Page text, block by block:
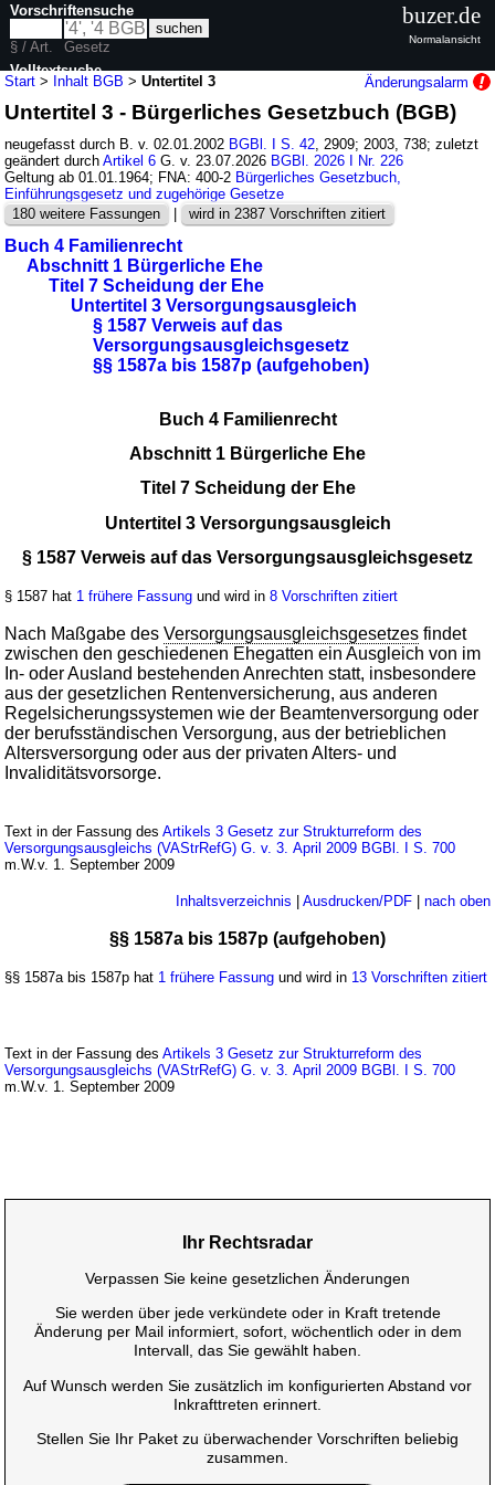
Start > Inhalt BGB >Untertitel 3 Änderungsalarm
Untertitel 3 - Bürgerliches Gesetzbuch (BGB)
neugefasst durch B. v. 02.01.2002 BGBl. I S. 42 , 2909; 2003, 738; zuletzt
geändert durchArtikel 6 G. v. 23.07.2026 BGBl. 2026 I Nr. 226
Geltung ab 01.01.1964; FNA: 400-2 Bürgerliches Gesetzbuch,
Einführungsgesetz und zugehörige Gesetze
180 weitere Fassungen
| wird in 2387 Vorschriften zitiert
Buch 4 Familienrecht
Abschnitt 1 Bürgerliche Ehe
Titel 7 Scheidung der Ehe
Untertitel 3 Versorgungsausgleich
§ 1587 Verweis auf das
Versorgungsausgleichsgesetz
§§ 1587a bis 1587p (aufgehoben)
Buch 4 Familienrecht
Abschnitt 1 Bürgerliche Ehe
Titel 7 Scheidung der Ehe
Untertitel 3 Versorgungsausgleich
§ 1587 Verweis auf das Versorgungsausgleichsgesetz
§ 1587 hat 1 frühere Fassung und wird in8 Vorschriften zitiert
Nach Maßgabe desVersorgungsausgleichsgesetzes findet
zwischen den geschiedenen Ehegatten ein Ausgleich von im
In- oder Ausland bestehenden Anrechten statt, insbesondere
aus der gesetzlichen Rentenversicherung, aus anderen
Regelsicherungssystemen wie der Beamtenversorgung oder
der berufsständischen Versorgung, aus der betrieblichen
Altersversorgung oder aus der privaten Alters- und
Invaliditätsvorsorge.
Text in der Fassung desArtikels 3 Gesetz zur Strukturreform des
Versorgungsausgleichs (VAStrRefG) G. v. 3. April 2009 BGBl. I S. 700
m.W.v. 1. September 2009
Inhaltsverzeichnis Ausdrucken/PDF| nach oben
§§ 1587a bis 1587p (aufgehoben)
§§ 1587a bis 1587p hat 1 frühere Fassung und wird in 13 Vorschriften zitiert
Text in der Fassung desArtikels 3 Gesetz zur Strukturreform des
Versorgungsausgleichs (VAStrRefG) G. v. 3. April 2009 BGBl. I S. 700
m.W.v. 1. September 2009
Vorschriftensuche
§ / Art.
Gesetz
Volltextsuche
nur in BGB
buzer.de
Normalansicht
Ihr Rechtsradar
Verpassen Sie keine gesetzlichen Änderungen
Sie werden über jede verkündete oder in Kraft tretende
Änderung per Mail informiert, sofort, wöchentlich oder in dem
Intervall, das Sie gewählt haben.
Auf Wunsch werden Sie zusätzlich im konfigurierten Abstand vor
Inkrafttreten erinnert.
Stellen Sie Ihr Paket zu überwachender Vorschriften beliebig
zusammen.